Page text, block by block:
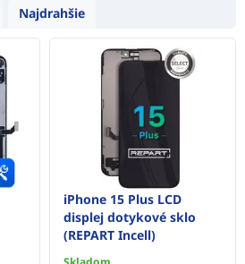
Najdrahšie
iPhone 15 Plus LCD
displej dotykové sklo
(REPART Incell)